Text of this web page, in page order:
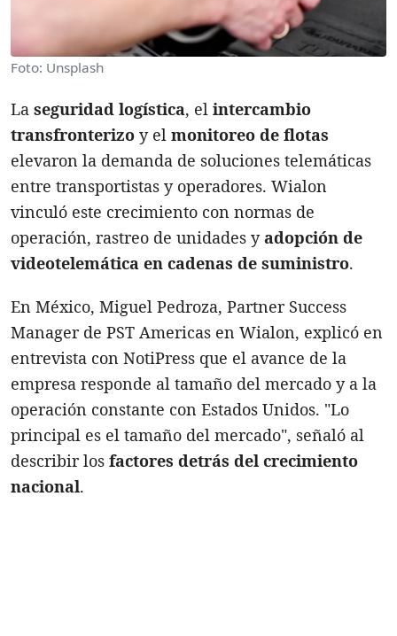
Foto: Unsplash
La seguridad logística, el intercambio
transfronterizo y el monitoreo de flotas
elevaron la demanda de soluciones telemáticas
entre transportistas y operadores. Wialon
vinculó este crecimiento con normas de
operación, rastreo de unidades yadopción de
videotelemática en cadenas de suministro.
En México, Miguel Pedroza, Partner Success
Manager de PST Americas en Wialon, explicó en
entrevista con NotiPress que el avance de la
empresa responde al tamaño del mercado y a la
operación constante con Estados Unidos. "Lo
principal es el tamaño del mercado", señaló al
describir los factores detrás del crecimiento
nacional.